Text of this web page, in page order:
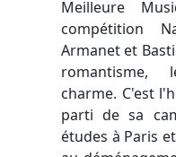
Meilleure
compétition
Armanet et
romantisme,
charme. C'est
parti de sa
études à Paris